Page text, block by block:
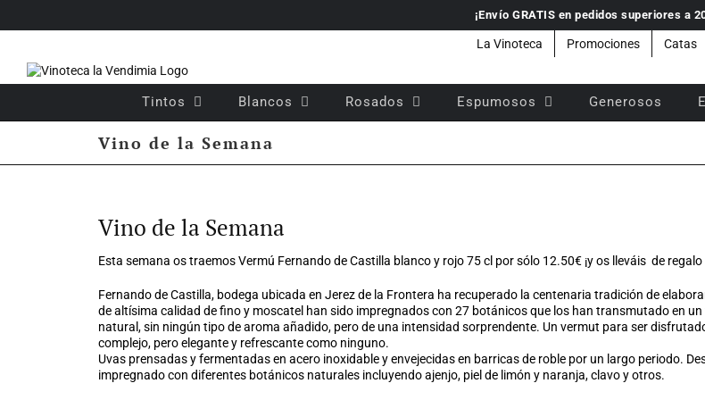
¡Envío GRATIS en pedidos superiores a
La Vinoteca Promociones Catas
Tintos Blancos Rosados Espumosos Generosos
Vino de la Semana
más
Vino de la Semana
Esta semana os traemos Vermú Fernando de Castilla blanco y rojo 75 cl por sólo 12.50€ ¡y os lleváis de
Fernando de Castilla, bodega ubicada en Jerez de la Frontera ha recuperado la centenaria tradición de
de altísima calidad de fino y moscatel han sido impregnados con 27 botánicos que los han transmutado en
natural, sin ningún tipo de aroma añadido, pero de una intensidad sorprendente. Un vermut para ser
complejo, pero elegante y refrescante como ninguno.
Uvas prensadas y fermentadas en acero inoxidable y envejecidas en barricas de roble por un largo periodo.
impregnado con diferentes botánicos naturales incluyendo ajenjo, piel de limón y naranja, clavo y otros.